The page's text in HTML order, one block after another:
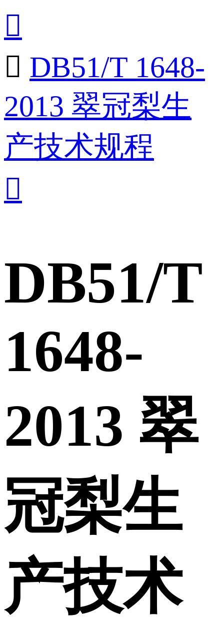

 DB51/T 1648-
2013 翠冠梨生
产技术规程

DB51/T
1648-
2013 翠
冠梨生
产技术